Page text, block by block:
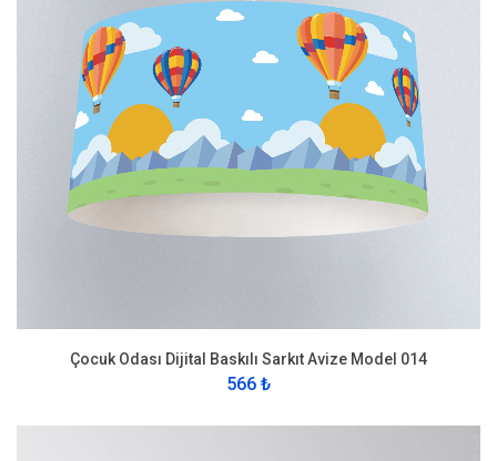
Çocuk Odası Dijital Baskılı Sarkıt Avize Model 014
566 ₺